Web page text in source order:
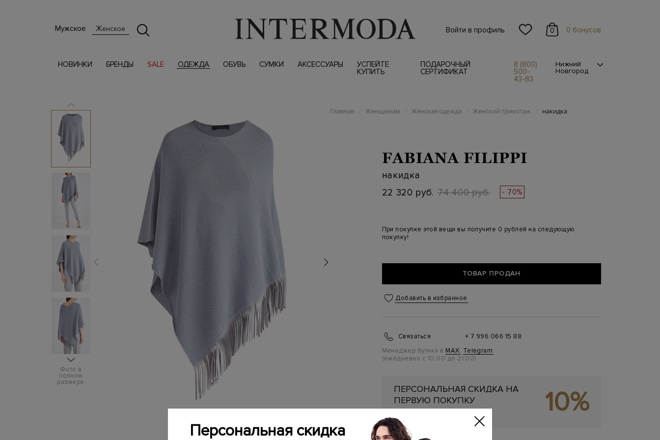
Мужское Женское Войти в профиль 0 0 бонусов
НОВИНКИ БРЕНДЫ SALE ОДЕЖДА ОБУВЬ СУМКИ АКСЕССУАРЫ
УСПЕЙТЕ
КУПИТЬ
ПОДАРОЧНЫЙ
СЕРТИФИКАТ
8 (800)
500-
43-83
Нижний
Новгород
Фото в
полном
размере
Главная / Женщинам / Женская одежда / Женский трикотаж / накидка
FABIANA FILIPPI
накидка
22 320 руб. 74 400 руб. - 70%
При покупке этой вещи вы получите 0 рублей на следующую
покупку!
ТОВАР ПРОДАН
Добавить в избранное
Связаться
+ 7 996 066 15 88
Менеджер бутика в MAX, Telegram
(ежедневно с 10:00 до 21:00)
ПЕРСОНАЛЬНАЯ СКИДКА НА
ПЕРВУЮ ПОКУПКУ
10%
Персональная скидка